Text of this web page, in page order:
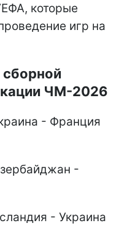
которые
игр на
сборной
ЧМ-2026
- Франция
-
- Украина